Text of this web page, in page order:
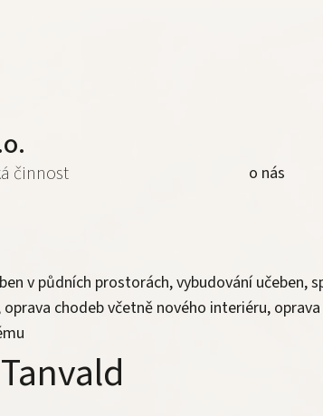
činnost o nás
v půdních prostorách, vybudování učeben,
chodeb včetně nového interiéru,